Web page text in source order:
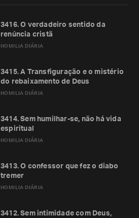
HOMILIA DIÁRIA
3416. O verdadeiro sentido da
renúncia cristã
HOMILIA DIÁRIA
3415. A Transfiguração e o mistério
do rebaixamento de Deus
HOMILIA DIÁRIA
3414. Sem humilhar-se, não há vida
espiritual
HOMILIA DIÁRIA
3413. O confessor que fez o diabo
tremer
3412. Sem intimidade com Deus,